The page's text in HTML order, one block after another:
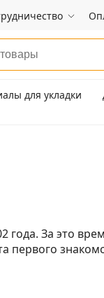
для укладки
года. За это